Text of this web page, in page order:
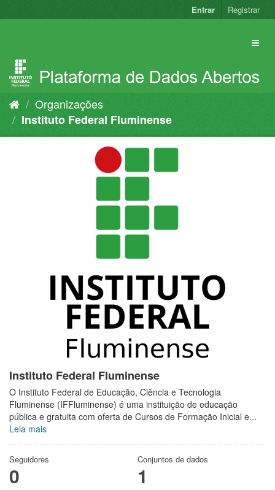
para
Entrar Registrar
Organizações
Instituto Federal Fluminense
Instituto Federal Fluminense
O Instituto Federal de Educação, Ciência e Tecnologia
Fluminense (IFFluminense) é uma instituição de educação
pública e gratuita com oferta de Cursos de Formação Inicial e...
Leia mais
Seguidores
0
Conjuntos de dados
1